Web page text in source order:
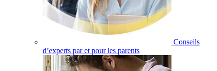
Conseils
d’experts par et pour les parents